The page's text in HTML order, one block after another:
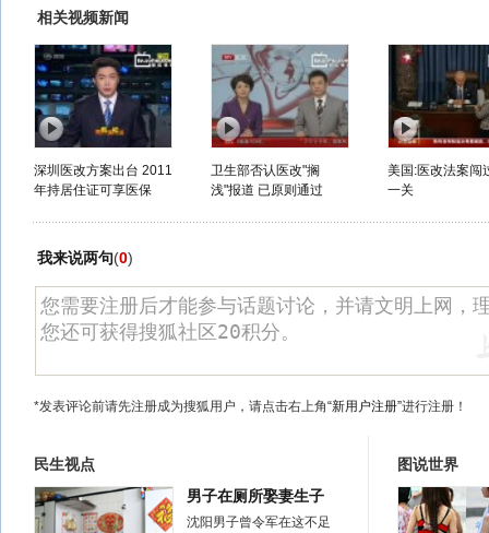
相关视频新闻
深圳医改方案出台 2011
年持居住证可享医保
卫生部否认医改"搁
浅"报道 已原则通过
美国:医改法案闯
一关
我来说两句(0)
*发表评论前请先注册成为搜狐用户，请点击右上角“新用户注册”进行注册！
民生视点
男子在厕所娶妻生子
沈阳男子曾令军在这不足
图说世界